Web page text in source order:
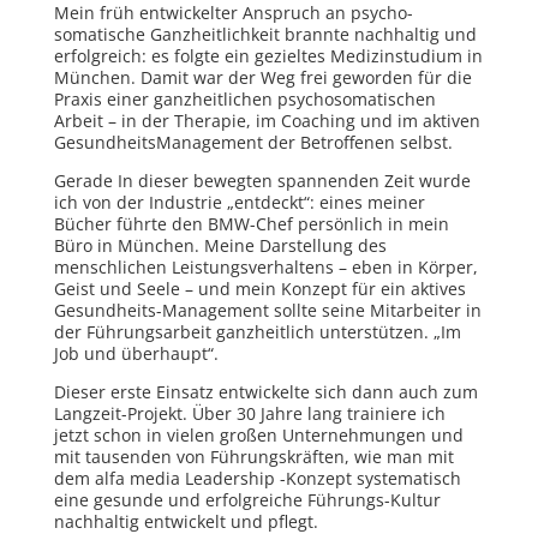
Mein früh entwickelter Anspruch an psycho-
somatische Ganzheitlichkeit brannte nachhaltig und
erfolgreich: es folgte ein gezieltes Medizinstudium in
München. Damit war der Weg frei geworden für die
Praxis einer ganzheitlichen psychosomatischen
Arbeit – in der Therapie, im Coaching und im aktiven
GesundheitsManagement der Betroffenen selbst.
Gerade In dieser bewegten spannenden Zeit wurde
ich von der Industrie „entdeckt“: eines meiner
Bücher führte den BMW-Chef persönlich in mein
Büro in München. Meine Darstellung des
menschlichen Leistungsverhaltens – eben in Körper,
Geist und Seele – und mein Konzept für ein aktives
Gesundheits-Management sollte seine Mitarbeiter in
der Führungsarbeit ganzheitlich unterstützen. „Im
Job und überhaupt“.
Dieser erste Einsatz entwickelte sich dann auch zum
Langzeit-Projekt. Über 30 Jahre lang trainiere ich
jetzt schon in vielen großen Unternehmungen und
mit tausenden von Führungskräften, wie man mit
dem alfa media Leadership -Konzept systematisch
eine gesunde und erfolgreiche Führungs-Kultur
nachhaltig entwickelt und pflegt.